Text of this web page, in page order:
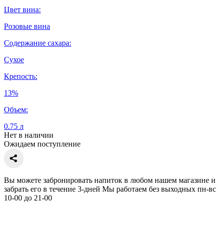
Цвет вина:
Розовые вина
Содержание сахара:
Сухое
Крепость:
13%
Объем:
0.75 л
Нет в наличии
Ожидаем поступление
Вы можете забронировать напиток в любом нашем магазине и
забрать его в течение 3-дней Мы работаем без выходных пн-вс
10-00 до 21-00